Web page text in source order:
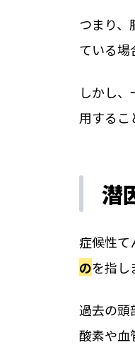
つまり、
ている場
しかし
用するこ
潜
症候性て
のを指し
過去の頭
酸素や血